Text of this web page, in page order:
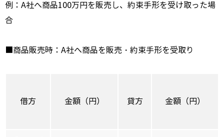
例：A社へ商品100万円を販売し、約束手形を受け取った場
合
■商品販売時：A社へ商品を販売・約束手形を受取り
借方 金額（円） 貸方 金額（円）